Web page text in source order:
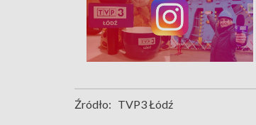
Źródło: TVP3 Łódź